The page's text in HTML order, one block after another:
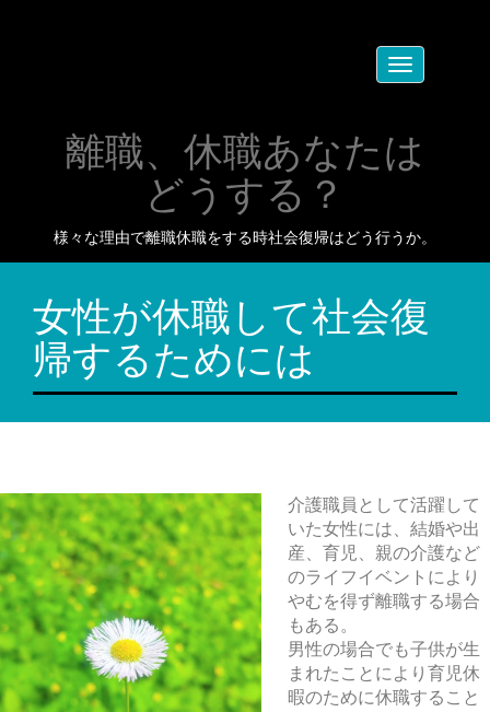
Toggle
navigation
離職、休職あなたは
どうする？
様々な理由で離職休職をする時社会復帰はどう行うか。
女性が休職して社会復
帰するためには
介護職員として活躍して
いた女性には、結婚や出
産、育児、親の介護など
のライフイベントにより
やむを得ず離職する場合
もある。
男性の場合でも子供が生
まれたことにより育児休
暇のために休職すること